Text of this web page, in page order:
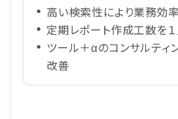
高い検索性により業務効
定期レポート作成工数を
ツール＋αのコンサルティ
改善